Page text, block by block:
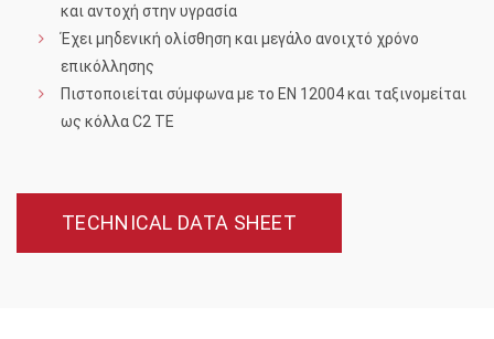
και αντοχή στην υγρασία
Έχει μηδενική ολίσθηση και μεγάλο ανοιχτό χρόνο
επικόλλησης
Πιστοποιείται σύμφωνα με το EN 12004 και ταξινομείται
ως κόλλα C2 TE
TECHNICAL DATA SHEET